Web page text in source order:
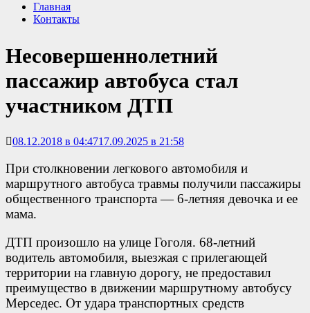
Главная
Контакты
Несовершеннолетний
пассажир автобуса стал
участником ДТП
08.12.2018 в 04:4717.09.2025 в 21:58
При столкновении легкового автомобиля и
маршрутного автобуса травмы получили пассажиры
общественного транспорта — 6-летняя девочка и ее
мама.
ДТП произошло на улице Гоголя. 68-летний
водитель автомобиля, выезжая с прилегающей
территории на главную дорогу, не предоставил
преимущество в движении маршрутному автобусу
Мерседес. От удара транспортных средств